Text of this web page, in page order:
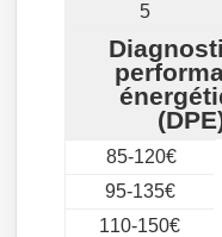
5
85-120€
95-135€
110-150€